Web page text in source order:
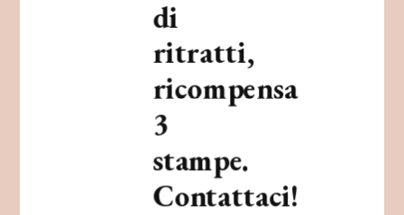
di
ritratti,
ricompensa
3
stampe.
Contattaci!